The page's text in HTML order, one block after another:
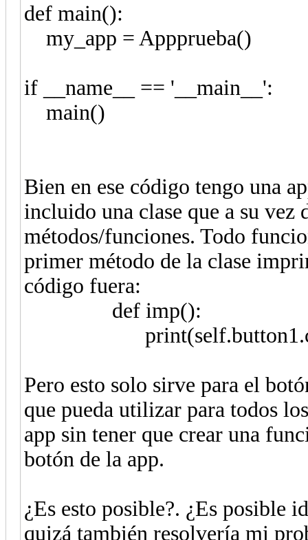
def main():
my_app = Appprueba()
if __name__ == '__main__':
main()
Bien en ese código tengo una
incluido una clase que a su vez
métodos/funciones. Todo
primer método de la clase
código fuera:
def imp():
Pero esto solo sirve para el
que pueda utilizar para todos
app sin tener que crear una
botón de la app.
¿Es esto posible?. ¿Es posible
quizá también resolvería mi